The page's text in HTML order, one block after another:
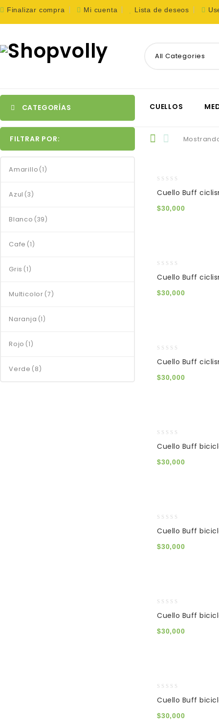
Finalizar compra Mi cuenta Lista de deseos
All Categories
CATEGORÍAS CUELLOS
out
of
5
Cuello Buff
$30,000
out
of
5
Cuello Buff
$30,000
out
of
5
Cuello Buff
$30,000
out
of
5
Cuello Buff
$30,000
out
of
5
Cuello Buff
$30,000
out
of
5
Cuello Buff
$30,000
out
of
5
Cuello Buff
$30,000
FILTRAR POR:
Amarillo (1)
Azul (3)
Blanco (39)
Cafe (1)
Gris (1)
Multicolor (7)
Naranja (1)
Rojo (1)
Verde (8)